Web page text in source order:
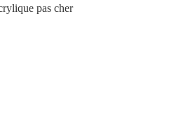
pas cher